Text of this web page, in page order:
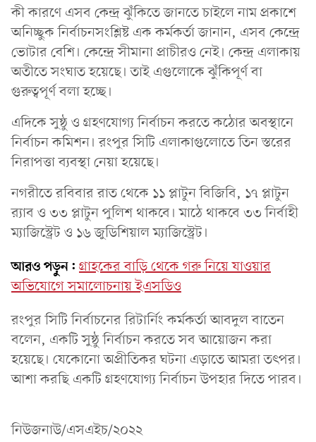
কী কারণে এসব কেন্দ্র ঝুঁকিতে জানতে চাইলে নাম প্রকাশে
অনিচ্ছুক নির্বাচনসংশ্লিষ্ট এক কর্মকর্তা জানান, এসব কেন্দ্রে
ভোটার বেশি। কেন্দ্রে সীমানা প্রাচীরও নেই। কেন্দ্র এলাকায়
অতীতে সংঘাত হয়েছে। তাই এগুলোকে ঝুঁকিপূর্ণ বা
গুরুত্বপূর্ণ বলা হচ্ছে।
এদিকে সুষ্ঠু ও গ্রহণযোগ্য নির্বাচন করতে কঠোর অবস্থানে
নির্বাচন কমিশন। রংপুর সিটি এলাকাগুলোতে তিন স্তরের
নিরাপত্তা ব্যবস্থা নেয়া হয়েছে।
নগরীতে রবিবার রাত থেকে ১১ প্লাটুন বিজিবি, ১৭ প্লাটুন
র‍্যাব ও ৩৩ প্লাটুন পুলিশ থাকবে। মাঠে থাকবে ৩৩ নির্বাহী
ম্যাজিস্ট্রেট ও ১৬ জুডিশিয়াল ম্যাজিস্ট্রেট।
আরও পড়ুন: গ্রাহকের বাড়ি থেকে গরু নিয়ে যাওয়ার
অভিযোগে সমালোচনায় ইএসডিও
রংপুর সিটি নির্বাচনের রিটার্নিং কর্মকর্তা আবদুল বাতেন
বলেন, একটি সুষ্ঠু নির্বাচন করতে সব আয়োজন করা
হয়েছে। যেকোনো অপ্রীতিকর ঘটনা এড়াতে আমরা তৎপর।
আশা করছি একটি গ্রহণযোগ্য নির্বাচন উপহার দিতে পারব।
নিউজনাউ/এসএইচ/২০২২